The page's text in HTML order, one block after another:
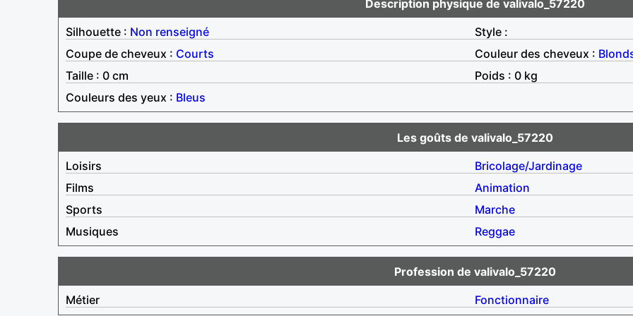
Description physique de valivalo_57220
Silhouette : Non renseigné
Style :
Coupe de cheveux : Courts Couleur des cheveux :
Taille : 0 cm
Poids : 0 kg
Couleurs des yeux : Bleus
Les goûts de valivalo_57220
Loisirs
Bricolage/Jardinage
Films
Animation
Sports
Marche
Musiques
Reggae
Profession de valivalo_57220
Métier
Fonctionnaire